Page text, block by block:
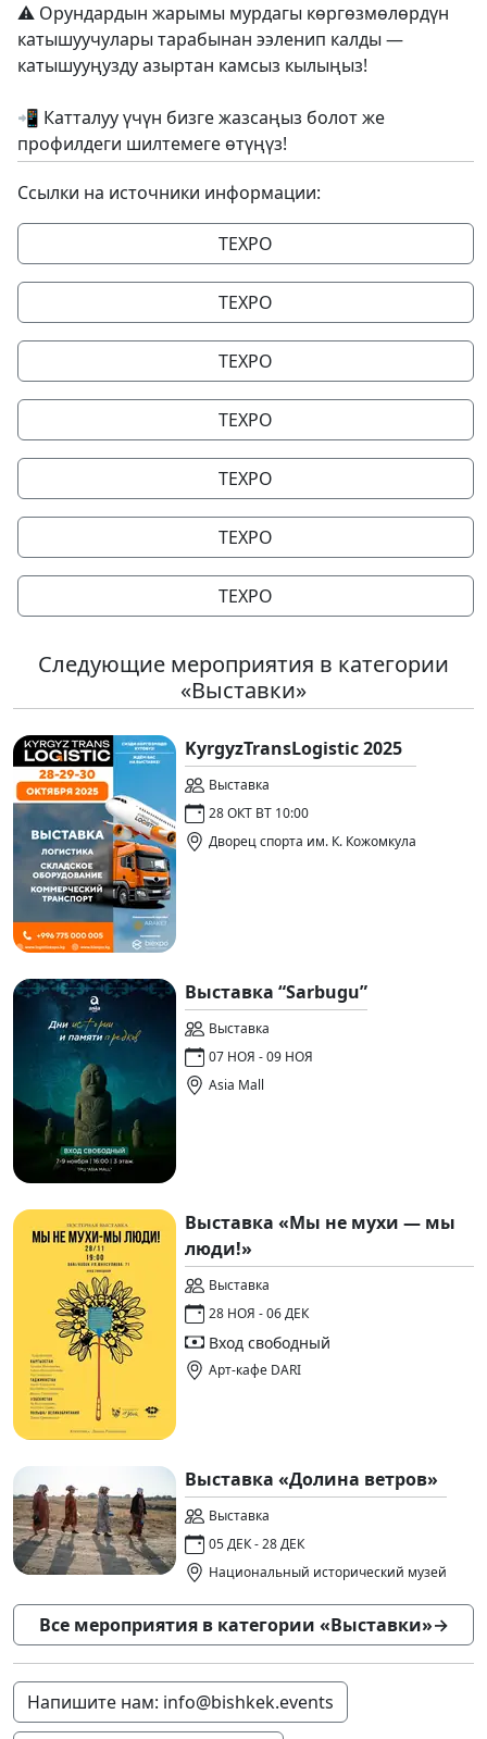
⚠️ Орундардын жарымы мурдагы көргөзмөлөрдүн
катышуучулары тарабынан ээленип калды —
катышууңузду азыртан камсыз кылыңыз!
📲 Катталуу үчүн бизге жазсаңыз болот же
профилдеги шилтемеге өтүңүз!
Ссылки на источники информации:
TEXPO
TEXPO
TEXPO
TEXPO
TEXPO
TEXPO
TEXPO
Следующие мероприятия в категории
«Выставки»
KyrgyzTransLogistic 2025
Выставка
28 ОКТ ВТ 10:00
Дворец спорта им. К. Кожомкула
Выставка “Sarbugu”
Выставка
07 НОЯ - 09 НОЯ
Asia Mall
Выставка «Мы не мухи — мы
люди!»
Выставка
28 НОЯ - 06 ДЕК
Вход свободный
Арт-кафе DARI
Выставка «Долина ветров»
Выставка
05 ДЕК - 28 ДЕК
Национальный исторический музей
Все мероприятия в категории «Выставки»→
Напишите нам: info@bishkek.events